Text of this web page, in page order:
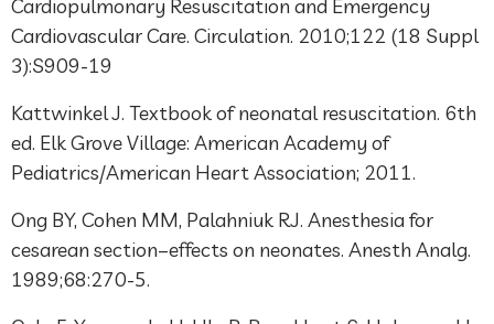
Cardiopulmonary Resuscitation and Emergency
Cardiovascular Care. Circulation. 2010;122 (18 Suppl
3):S909-19
Kattwinkel J. Textbook of neonatal resuscitation. 6th
ed. Elk Grove Village: American Academy of
Pediatrics/American Heart Association; 2011.
Ong BY, Cohen MM, Palahniuk RJ. Anesthesia for
cesarean section–effects on neonates. Anesth Analg.
1989;68:270-5.